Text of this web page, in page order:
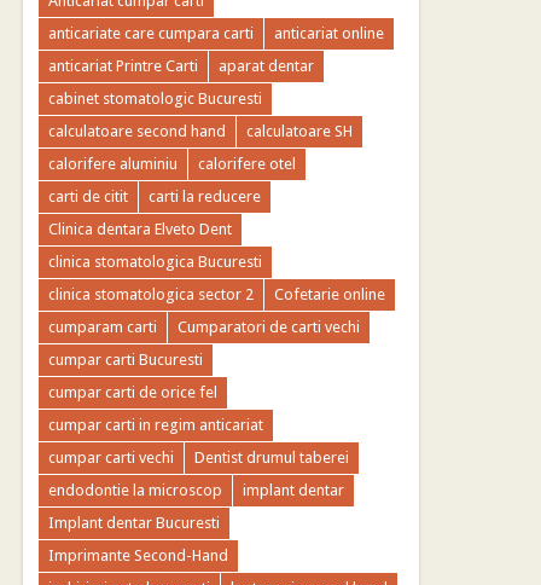
anticariate care cumpara carti
anticariat online
anticariat Printre Carti
aparat dentar
cabinet stomatologic Bucuresti
calculatoare second hand
calculatoare SH
calorifere aluminiu
calorifere otel
carti de citit
carti la reducere
Clinica dentara Elveto Dent
clinica stomatologica Bucuresti
clinica stomatologica sector 2
Cofetarie online
cumparam carti
Cumparatori de carti vechi
cumpar carti Bucuresti
cumpar carti de orice fel
cumpar carti in regim anticariat
cumpar carti vechi
Dentist drumul taberei
endodontie la microscop
implant dentar
Implant dentar Bucuresti
Imprimante Second-Hand